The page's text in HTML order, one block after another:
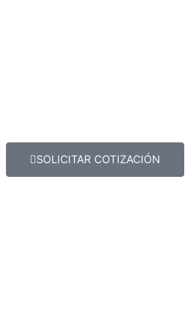
SOLICITAR COTIZACIÓN